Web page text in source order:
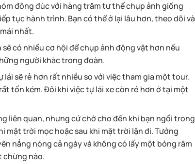
đông đúc với hàng trăm tư thế chụp ảnh giống
tục hành trình. Bạn có thể ở lại lâu hơn, theo dõi và
nhất.
có nhiều cơ hội để chụp ảnh động vật hơn nếu
người khác trong đoàn.
sẽ rẻ hơn rất nhiều so với việc tham gia một tour.
tốn kém. Đôi khi việc tự lái xe còn rẻ hơn ở tại một
liên quan, nhưng cứ chờ cho đến khi bạn ngồi trong
mặt trời mọc hoặc sau khi mặt trời lặn đi. Tưởng
nắng nóng cả ngày và không có lấy một bóng râm
chừng nào.